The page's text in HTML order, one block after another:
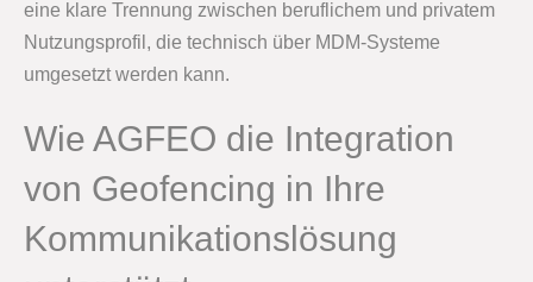
eine klare Trennung zwischen beruflichem und privatem
Nutzungsprofil, die technisch über MDM-Systeme
umgesetzt werden kann.
Wie AGFEO die Integration
von Geofencing in Ihre
Kommunikationslösung